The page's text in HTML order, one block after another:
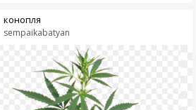
sempaikabatyan
конопля